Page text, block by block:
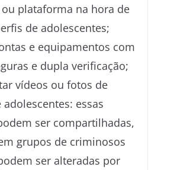
plataforma na hora de
de adolescentes;
e equipamentos com
e dupla verificação;
vídeos ou fotos de
adolescentes: essas
ser compartilhadas,
grupos de criminosos
ser alteradas por